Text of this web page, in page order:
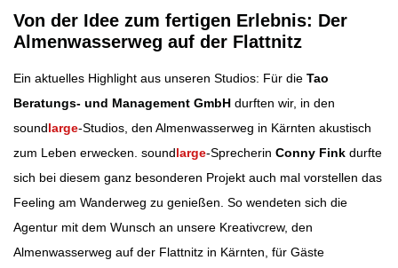
Von der Idee zum fertigen Erlebnis: Der
Almenwasserweg auf der Flattnitz
Ein aktuelles Highlight aus unseren Studios: Für die Tao
Beratungs- und Management GmbH durften wir, in den
soundlarge-Studios, den Almenwasserweg in Kärnten akustisch
zum Leben erwecken. soundlarge-Sprecherin Conny Fink durfte
sich bei diesem ganz besonderen Projekt auch mal vorstellen das
Feeling am Wanderweg zu genießen. So wendeten sich die
Agentur mit dem Wunsch an unsere Kreativcrew, den
Almenwasserweg auf der Flattnitz in Kärnten, für Gäste